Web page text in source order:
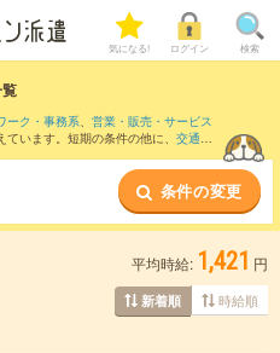
気になる! ログイン 検索
ーク・事務系、 営業・販売・サービス
います。短期の条件の他に、 交通費
条件の変更
平均時給: 1,421 円
新着順 時給順